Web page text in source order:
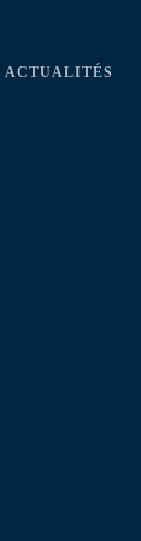
ACTUALITÉS